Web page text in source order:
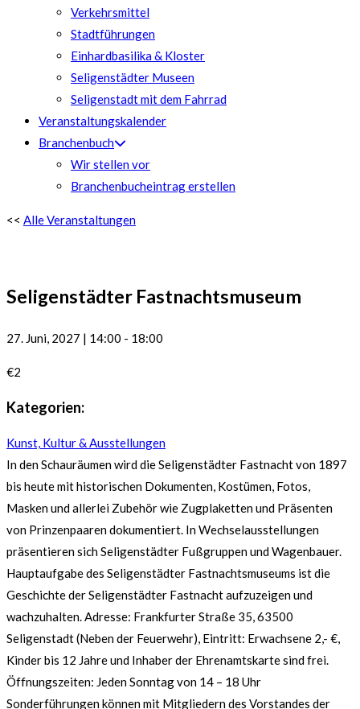
Verkehrsmittel
Stadtführungen
Einhardbasilika & Kloster
Seligenstädter Museen
Seligenstadt mit dem Fahrrad
Veranstaltungskalender
Branchenbuch
Wir stellen vor
Branchenbucheintrag erstellen
<< Alle Veranstaltungen
Seligenstädter Fastnachtsmuseum
27. Juni, 2027 | 14:00 - 18:00
€2
Kategorien:
Kunst, Kultur & Ausstellungen
In den Schauräumen wird die Seligenstädter Fastnacht von 1897
bis heute mit historischen Dokumenten, Kostümen, Fotos,
Masken und allerlei Zubehör wie Zugplaketten und Präsenten
von Prinzenpaaren dokumentiert. In Wechselausstellungen
präsentieren sich Seligenstädter Fußgruppen und Wagenbauer.
Hauptaufgabe des Seligenstädter Fastnachtsmuseums ist die
Geschichte der Seligenstädter Fastnacht aufzuzeigen und
wachzuhalten. Adresse: Frankfurter Straße 35, 63500
Seligenstadt (Neben der Feuerwehr), Eintritt: Erwachsene 2,- €,
Kinder bis 12 Jahre und Inhaber der Ehrenamtskarte sind frei.
Öffnungszeiten: Jeden Sonntag von 14 – 18 Uhr
Sonderführungen können mit Mitgliedern des Vorstandes der